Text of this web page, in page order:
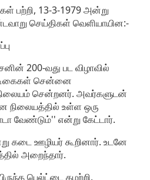
பற்றி, 13-3-1979 அன்று
செய்திகள் வெளியாயின:-
200-வது பட விழாவில்
சென்னை
நிலையம் சென்றனர். அவர்களுடன்
நிலையத்தில் உள்ள ஒரு
வேண்டும்'' என்று கேட்டார்.
கடை ஊழியர் கூறினார். உடனே
அறைந்தார்.
பெல்ட்டை கழற்றி,